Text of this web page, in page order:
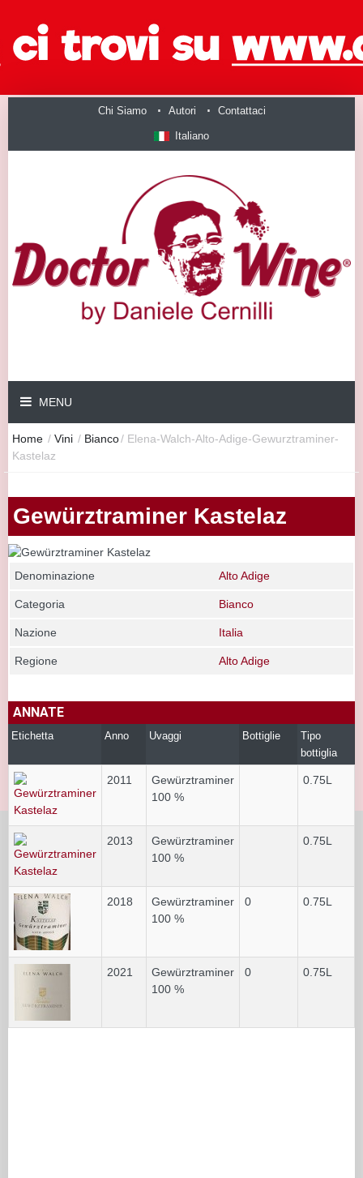
Chi Siamo Autori Contattaci
Italiano
MENU
Home / Vini / Bianco/ Elena-Walch-Alto-Adige-Gewurztraminer-
Kastelaz
Gewürztraminer Kastelaz
Denominazione Alto Adige
Categoria Bianco
Nazione Italia
Regione Alto Adige
ANNATE
Etichetta Anno Uvaggi Bottiglie
Tipo
bottiglia
2011
Gewürztraminer
100 %
0.75L
2013
Gewürztraminer
100 %
0.75L
2018
Gewürztraminer
100 %
0 0.75L
2021
Gewürztraminer
100 %
0 0.75L